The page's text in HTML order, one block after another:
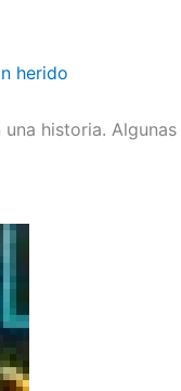
herido
historia.